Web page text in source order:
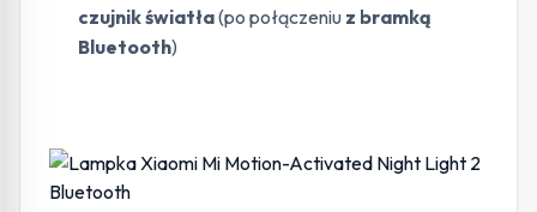
czujnik światła(po połączeniu z bramką
Bluetooth)